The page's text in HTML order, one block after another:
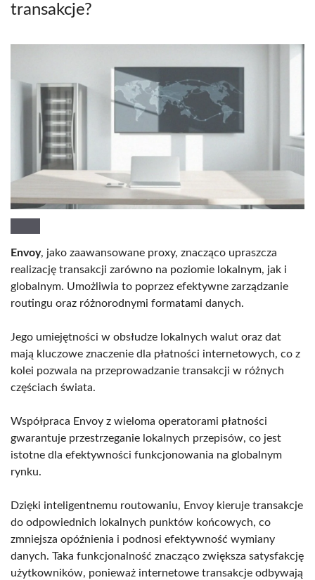
transakcje?
Envoy, jako zaawansowane proxy, znacząco upraszcza
realizację transakcji zarówno na poziomie lokalnym, jak i
globalnym. Umożliwia to poprzez efektywne zarządzanie
routingu oraz różnorodnymi formatami danych.
Jego umiejętności w obsłudze lokalnych walut oraz dat
mają kluczowe znaczenie dla płatności internetowych, co z
kolei pozwala na przeprowadzanie transakcji w różnych
częściach świata.
Współpraca Envoy z wieloma operatorami płatności
gwarantuje przestrzeganie lokalnych przepisów, co jest
istotne dla efektywności funkcjonowania na globalnym
rynku.
Dzięki inteligentnemu routowaniu, Envoy kieruje transakcje
do odpowiednich lokalnych punktów końcowych, co
zmniejsza opóźnienia i podnosi efektywność wymiany
danych. Taka funkcjonalność znacząco zwiększa satysfakcję
użytkowników, ponieważ internetowe transakcje odbywają